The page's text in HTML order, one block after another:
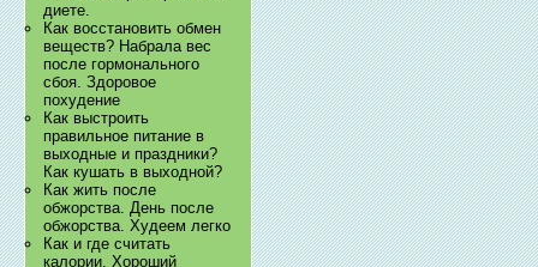
диете.
Как восстановить обмен
веществ? Набрала вес
после гормонального
сбоя. Здоровое
похудение
Как выстроить
правильное питание в
выходные и праздники?
Как кушать в выходной?
Как жить после
обжорства. День после
обжорства. Худеем легко
Как и где считать
калории. Хороший